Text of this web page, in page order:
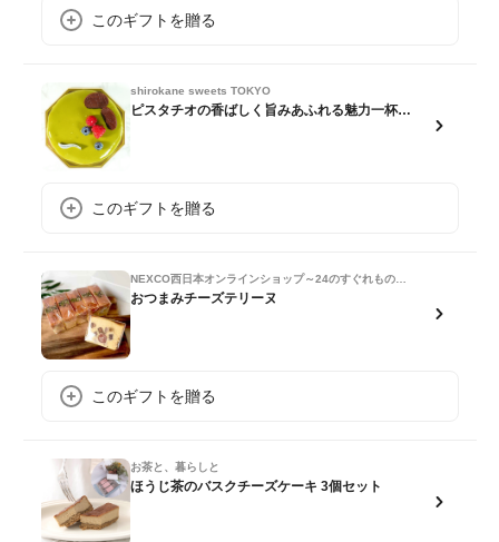
このギフトを贈る
shirokane sweets TOKYO
ピスタチオの香ばしく旨みあふれる魅力一杯の白金ピスターシュ／Premium pistache shirokane style
このギフトを贈る
NEXCO西日本オンラインショップ～24のすぐれもの再発見～
おつまみチーズテリーヌ
このギフトを贈る
お茶と、暮らしと
ほうじ茶のバスクチーズケーキ 3個セット